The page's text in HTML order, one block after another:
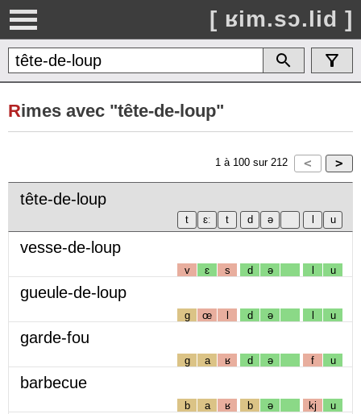
[ ʁim.sɔ.lid ]
Rimes avec "tête-de-loup"
1 à 100 sur 212
tête-de-loup
vesse-de-loup
v ɛ s d ə l u
gueule-de-loup
g œ l d ə l u
garde-fou
g a ʁ d ə f u
barbecue
b a ʁ b ə kj u